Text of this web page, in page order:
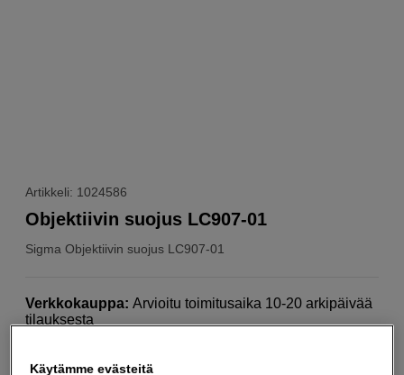
Artikkeli: 1024586
Sigma Objektiivin suojus LC907-01
Objektiivin suojus LC907-01
Verkkokauppa: Arvioitu toimitusaika 10-20 arkipäivää
tilauksesta
Käytämme evästeitä